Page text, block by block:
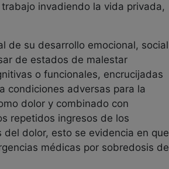
invadiendo la vida privada,
de su desarrollo emocional, social
de estados de malestar
o funcionales, encrucijadas
condiciones adversas para la
dolor y combinado con
repetidos ingresos de los
dolor, esto se evidencia en que
médicas por sobredosis de